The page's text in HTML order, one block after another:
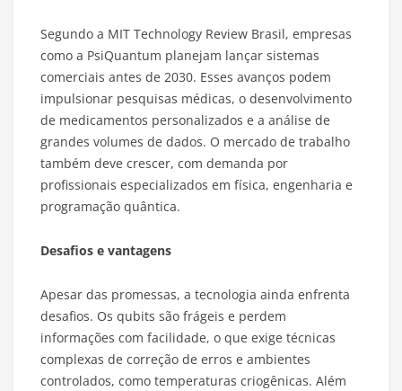
Segundo a MIT Technology Review Brasil, empresas
como a PsiQuantum planejam lançar sistemas
comerciais antes de 2030. Esses avanços podem
impulsionar pesquisas médicas, o desenvolvimento
de medicamentos personalizados e a análise de
grandes volumes de dados. O mercado de trabalho
também deve crescer, com demanda por
profissionais especializados em física, engenharia e
programação quântica.
Desafios e vantagens
Apesar das promessas, a tecnologia ainda enfrenta
desafios. Os qubits são frágeis e perdem
informações com facilidade, o que exige técnicas
complexas de correção de erros e ambientes
controlados, como temperaturas criogênicas. Além